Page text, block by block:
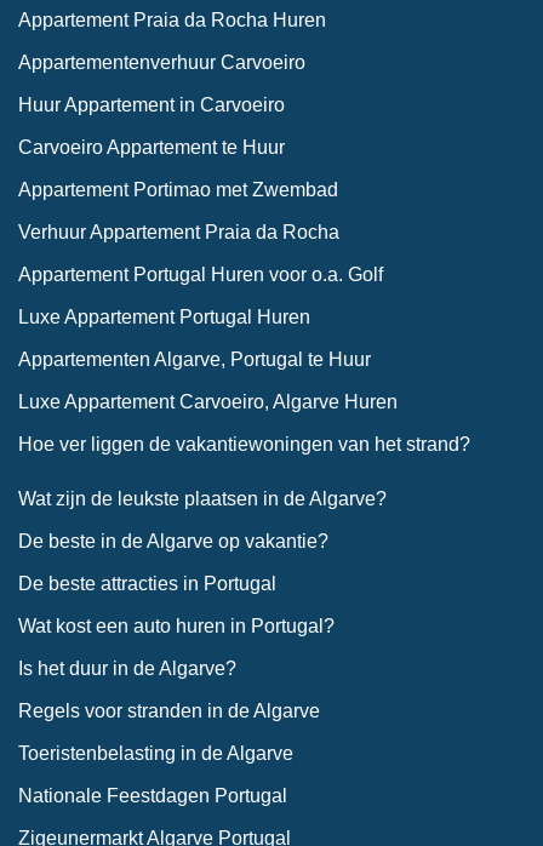
Appartement Praia da Rocha Huren
Appartementenverhuur Carvoeiro
Huur Appartement in Carvoeiro
Carvoeiro Appartement te Huur
Appartement Portimao met Zwembad
Verhuur Appartement Praia da Rocha
Appartement Portugal Huren voor o.a. Golf
Luxe Appartement Portugal Huren
Appartementen Algarve, Portugal te Huur
Luxe Appartement Carvoeiro, Algarve Huren
Hoe ver liggen de vakantiewoningen van het strand?
Wat zijn de leukste plaatsen in de Algarve?
De beste in de Algarve op vakantie?
De beste attracties in Portugal
Wat kost een auto huren in Portugal?
Is het duur in de Algarve?
Regels voor stranden in de Algarve
Toeristenbelasting in de Algarve
Nationale Feestdagen Portugal
Zigeunermarkt Algarve Portugal